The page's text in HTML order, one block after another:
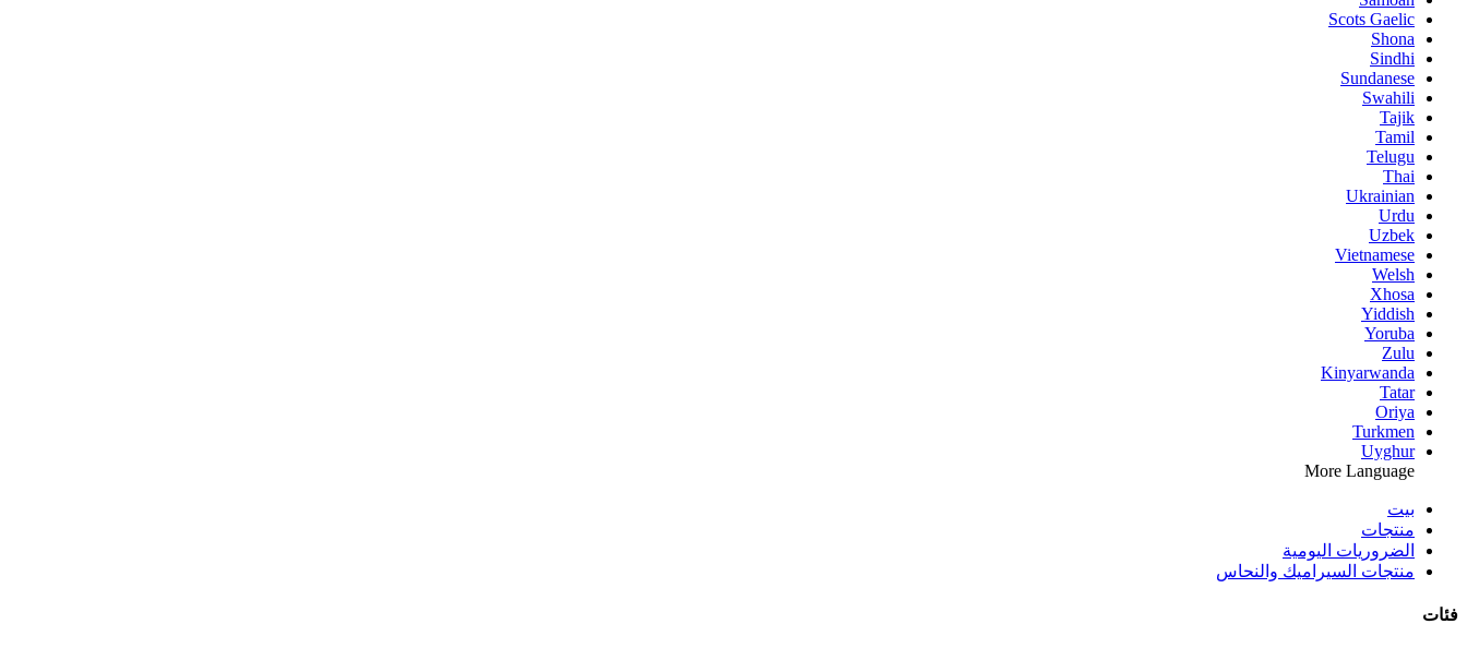
Scots Gaelic
Shona
Sindhi
Sundanese
Swahili
Tajik
Tamil
Telugu
Thai
Ukrainian
Urdu
Uzbek
Vietnamese
Welsh
Xhosa
Yiddish
Yoruba
Zulu
Kinyarwanda
Tatar
Oriya
Turkmen
Uyghur
More Language
بيت
منتجات
الضروريات اليومية
منتجات السيراميك والنحاس
فئات